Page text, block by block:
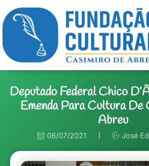
Deputado Federal Chico
Emenda Para Cultura De
Abreu
06/07/2021 José